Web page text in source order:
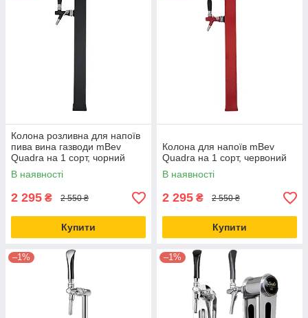
Колона розливна для напоїв
пива вина газводи mBev
Quadra на 1 сорт, чорний
В наявності
2 295 ₴ 2 550 ₴
Купити
Колона для напоїв mBev
Quadra на 1 сорт, червоний
В наявності
2 295 ₴ 2 550 ₴
Купити
–1% –1%